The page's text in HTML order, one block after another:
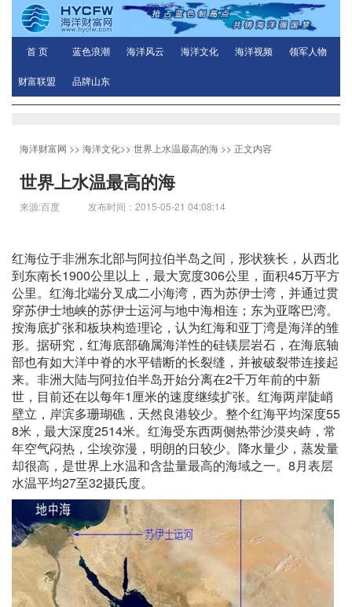
首 页 蓝色浪潮 海洋风云 海洋文化 海洋视频 领军人物
财富联盟 品牌山东
海洋财富网 >> 海洋文化>> 世界上水温最高的海 >> 正文内容
世界上水温最高的海
来源:百度 发布时间：2015-05-21 04:08:14
红海位于非洲东北部与阿拉伯半岛之间，形状狭长，从西北
到东南长1900公里以上，最大宽度306公里，面积45万平方
公里。红海北端分叉成二小海湾，西为苏伊士湾，并通过贯
穿苏伊士地峡的苏伊士运河与地中海相连；东为亚喀巴湾。
按海底扩张和板块构造理论，认为红海和亚丁湾是海洋的雏
形。据研究，红海底部确属海洋性的硅镁层岩石，在海底轴
部也有如大洋中脊的水平错断的长裂缝，并被破裂带连接起
来。非洲大陆与阿拉伯半岛开始分离在2千万年前的中新
世，目前还在以每年1厘米的速度继续扩张。红海两岸陡峭
壁立，岸滨多珊瑚礁，天然良港较少。整个红海平均深度55
8米，最大深度2514米。红海受东西两侧热带沙漠夹峙，常
年空气闷热，尘埃弥漫，明朗的日较少。降水量少，蒸发量
却很高，是世界上水温和含盐量最高的海域之一。8月表层
水温平均27至32摄氏度。